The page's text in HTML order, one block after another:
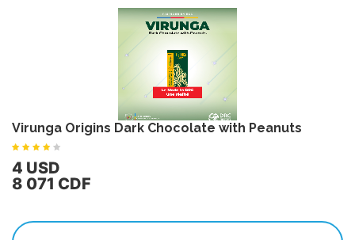
Virunga Origins Dark Chocolate with Peanuts
4 USD
8 071 CDF